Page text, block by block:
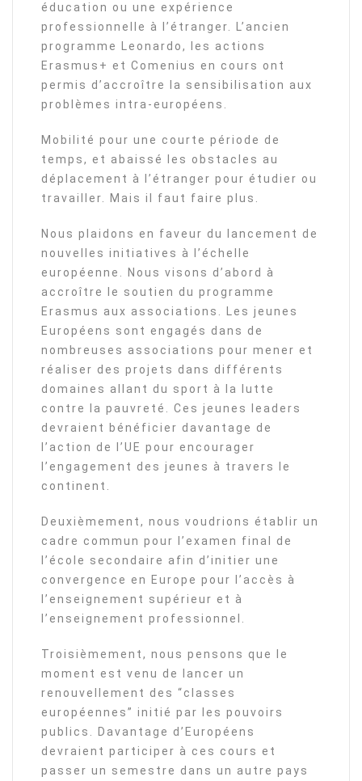
éducation ou une expérience
professionnelle à l’étranger. L’ancien
programme Leonardo, les actions
Erasmus+ et Comenius en cours ont
permis d’accroître la sensibilisation aux
problèmes intra-européens.
Mobilité pour une courte période de
temps, et abaissé les obstacles au
déplacement à l’étranger pour étudier ou
travailler. Mais il faut faire plus.
Nous plaidons en faveur du lancement de
nouvelles initiatives à l’échelle
européenne. Nous visons d’abord à
accroître le soutien du programme
Erasmus aux associations. Les jeunes
Européens sont engagés dans de
nombreuses associations pour mener et
réaliser des projets dans différents
domaines allant du sport à la lutte
contre la pauvreté. Ces jeunes leaders
devraient bénéficier davantage de
l’action de l’UE pour encourager
l’engagement des jeunes à travers le
continent.
Deuxièmement, nous voudrions établir un
cadre commun pour l’examen final de
l’école secondaire afin d’initier une
convergence en Europe pour l’accès à
l’enseignement supérieur et à
l’enseignement professionnel.
Troisièmement, nous pensons que le
moment est venu de lancer un
renouvellement des “classes
européennes” initié par les pouvoirs
publics. Davantage d’Européens
devraient participer à ces cours et
passer un semestre dans un autre pays